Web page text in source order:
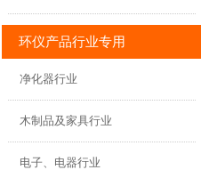
环仪产品行业专用
净化器行业
木制品及家具行业
电子、电器行业